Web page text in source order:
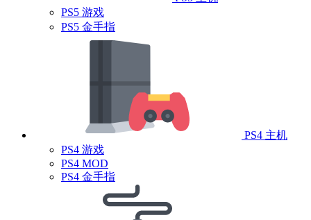
PS5 游戏
PS5 金手指
PS4 主机
PS4 游戏
PS4 MOD
PS4 金手指